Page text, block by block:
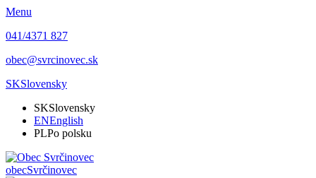
Menu
041/4371 827
obec@svrcinovec.sk
SKSlovensky
SKSlovensky
ENEnglish
PLPo polsku
obecSvrčinovec